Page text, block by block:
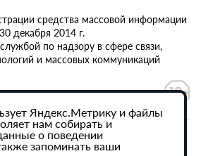
средства массовой информации
декабря 2014 г.
по надзору в сфере связи,
и массовых коммуникаций
обработки персональных данных
сайта активная
Яндекс.Метрику и файлы
нам собирать и
о поведении
запоминать ваши